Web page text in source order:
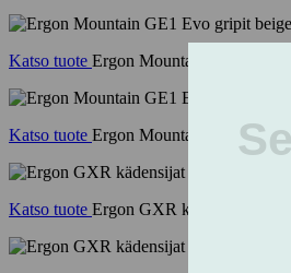
Katso tuote Ergon Mountain GE1 Evo
Katso tuote Ergon Mountain GE1 Evo
Katso tuote Ergon GXR kädensijat S